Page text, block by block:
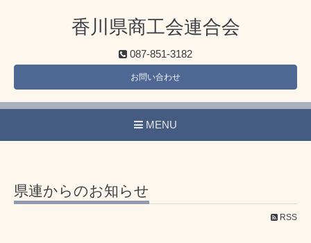
香川県商工会連合会
087-851-3182
お問い合わせ
MENU
県連からのお知らせ
RSS